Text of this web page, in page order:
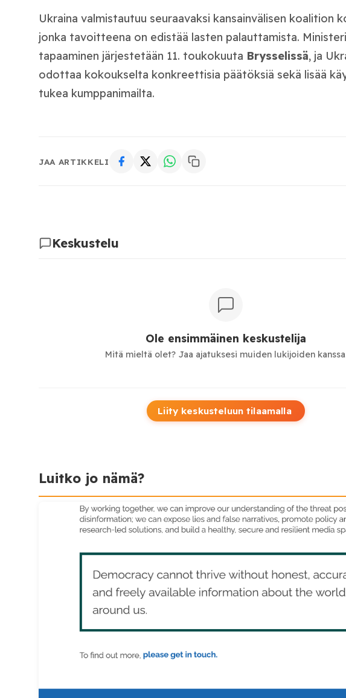
Ukraina valmistautuu seuraavaksi kansainvälisen koalition
jonka tavoitteena on edistää lasten palauttamista.
tapaaminen järjestetään 11. toukokuuta Brysselissä, ja
odottaa kokoukselta konkreettisia päätöksiä sekä lisää
tukea kumppanimailta.
JAA ARTIKKELI
Keskustelu
Ole ensimmäinen keskustelija
Mitä mieltä olet? Jaa ajatuksesi muiden lukijoiden
Liity keskusteluun tilaamalla
Luitko jo nämä?